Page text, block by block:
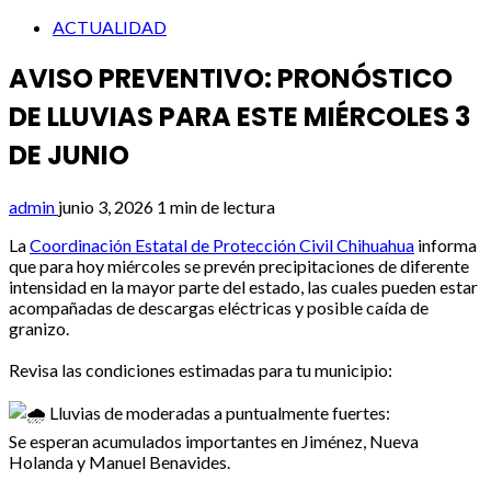
ACTUALIDAD
AVISO PREVENTIVO: PRONÓSTICO
DE LLUVIAS PARA ESTE MIÉRCOLES 3
DE JUNIO
admin junio 3, 2026 1 min de lectura
LaCoordinación Estatal de Protección Civil Chihuahua informa
que para hoy miércoles se prevén precipitaciones de diferente
intensidad en la mayor parte del estado, las cuales pueden estar
acompañadas de descargas eléctricas y posible caída de
granizo.
Revisa las condiciones estimadas para tu municipio:
Lluvias de moderadas a puntualmente fuertes:
Se esperan acumulados importantes en Jiménez, Nueva
Holanda y Manuel Benavides.